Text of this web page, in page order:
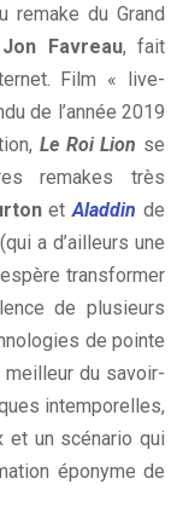
remake du Grand
Jon Favreau, fait
Film « live-
de l’année 2019
Le Roi Lion se
remakes très
etAladdin de
(qui a d’ailleurs une
transformer
de plusieurs
de pointe
du savoir-
intemporelles,
et un scénario qui
éponyme de